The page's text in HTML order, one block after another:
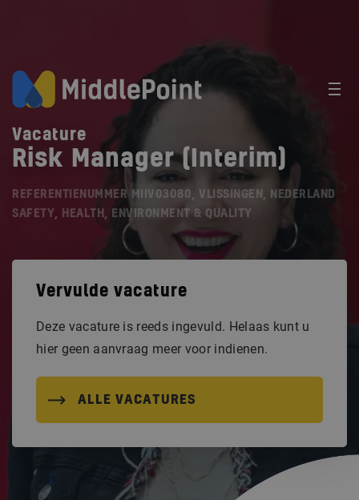
Vacature
Risk Manager (Interim)
REFERENTIENUMMER MIIV03080, VLISSINGEN, NEDERLAND
SAFETY, HEALTH, ENVIRONMENT & QUALITY
Vervulde vacature
Deze vacature is reeds ingevuld. Helaas kunt u
hier geen aanvraag meer voor indienen.
ALLE VACATURES